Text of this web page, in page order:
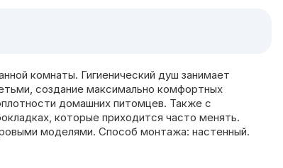
комнаты. Гигиенический душ занимает
создание максимально комфортных
домашних питомцев. Также с
которые приходится часто менять.
моделями. Способ монтажа: настенный.